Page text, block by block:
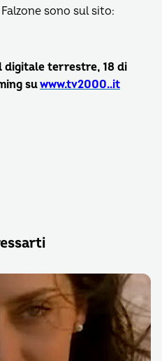
sono sul sito:
digitale terrestre, 18 di
suwww.tv2000..it